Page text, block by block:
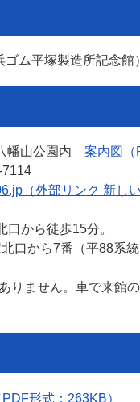
ム平塚製造所記念館）
幡山公園内 案内図（
7114
（外部リンク 新し
から徒歩15分。
口から7番（平88系
りません。車で来館
形式：263KB）